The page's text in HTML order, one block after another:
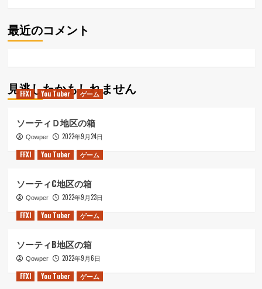
最近のコメント
見逃したかもしれません
FFXI You Tuber ゲーム
ソーティＤ地区の箱
Qowper
2022年9月24日
FFXI
You Tuber ゲーム
ソーティC地区の箱
Qowper
2022年9月23日
FFXI
You Tuber ゲーム
ソーティB地区の箱
Qowper
2022年9月6日
FFXI
You Tuber ゲーム